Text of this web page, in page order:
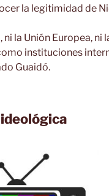
la legitimidad de
ni la Unión Europea,
instituciones
Guaidó.